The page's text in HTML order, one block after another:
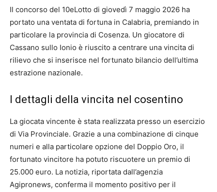
Il concorso del 10eLotto di giovedì 7 maggio 2026 ha
portato una ventata di fortuna in Calabria, premiando in
particolare la provincia di Cosenza. Un giocatore di
Cassano sullo Ionio è riuscito a centrare una vincita di
rilievo che si inserisce nel fortunato bilancio dell’ultima
estrazione nazionale.
I dettagli della vincita nel cosentino
La giocata vincente è stata realizzata presso un esercizio
di Via Provinciale. Grazie a una combinazione di cinque
numeri e alla particolare opzione del Doppio Oro, il
fortunato vincitore ha potuto riscuotere un premio di
25.000 euro. La notizia, riportata dall’agenzia
Agipronews, conferma il momento positivo per il